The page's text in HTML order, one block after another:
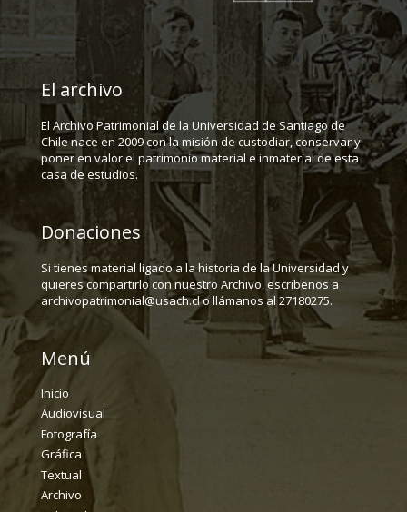
El archivo
El Archivo Patrimonial de la Universidad de Santiago de
Chile nace en 2009 con la misión de custodiar, conservar y
poner en valor el patrimonio material e inmaterial de esta
casa de estudios.
Donaciones
Si tienes material ligado a la historia de la Universidad y
quieres compartirlo con nuestro Archivo, escríbenos a
archivopatrimonial@usach.cl o llámanos al 27180275.
Menú
Inicio
Audiovisual
Fotografía
Gráfica
Textual
Archivo